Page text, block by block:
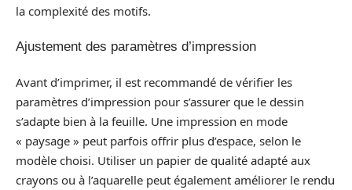
la complexité des motifs.
Ajustement des paramètres d’impression
Avant d’imprimer, il est recommandé de vérifier les
paramètres d’impression pour s’assurer que le dessin
s’adapte bien à la feuille. Une impression en mode
« paysage » peut parfois offrir plus d’espace, selon le
modèle choisi. Utiliser un papier de qualité adapté aux
crayons ou à l’aquarelle peut également améliorer le rendu